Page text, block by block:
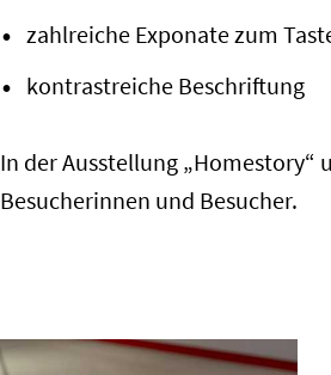
zahlreiche Exponate zum
kontrastreiche Beschriftung
In der Ausstellung
Besucherinnen und Besucher.